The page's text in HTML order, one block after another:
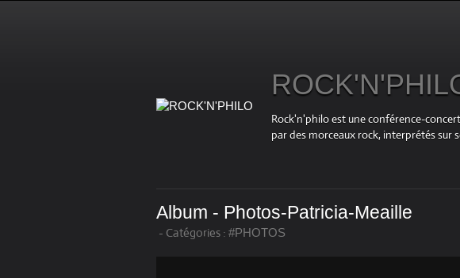
Rock'n'philo est une conférence-
par des morceaux rock, interprétés sur
Album - Photos-Patricia-Meaille
- Catégories : #PHOTOS